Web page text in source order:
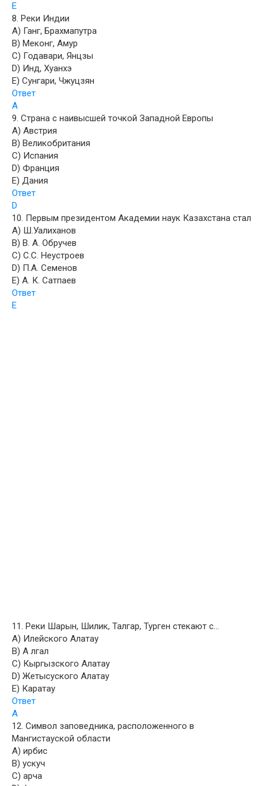
E
8. Реки Индии
A) Ганг, Брахмапутра
B) Меконг, Амур
C) Годавари, Янцзы
D) Инд, Хуанхэ
E) Сунгари, Чжуцзян
Ответ
A
9. Страна с наивысшей точкой Западной Европы
A) Австрия
B) Великобритания
C) Испания
D) Франция
E) Дания
Ответ
D
10. Первым президентом Академии наук Казахстана стал
A) Ш.Уалиханов
B) В. А. Обручев
C) С.С. Неустроев
D) П.А. Семенов
E) А. К. Сатпаев
Ответ
E
11. Реки Шарын, Шилик, Талгар, Турген стекают с…
A) Илейского Алатау
B) А лгал
C) Кыргызского Алатaу
D) Жетысуского Алатау
E) Каратау
Ответ
A
12. Символ заповедника, расположенного в
Мангистауской области
A) ирбис
B) ускуч
C) арча